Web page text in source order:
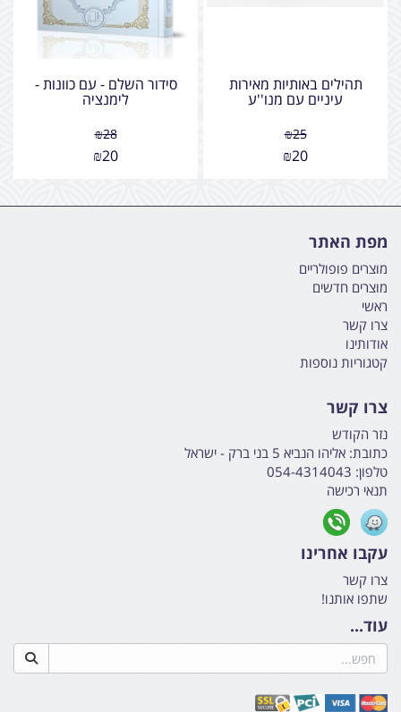
תהילים באותיות מאירות
עיניים עם מנו''ע
₪25
₪20
סידור השלם - עם כוונות -
לימנציה
₪28
₪20
מפת האתר
מוצרים פופולריים
מוצרים חדשים
ראשי
צרו קשר
אודותינו
קטגוריות נוספות
צרו קשר
נזר הקודש
כתובת: אליהו הנביא 5 בני ברק - ישראל
טלפון: 054-4314043
תנאי רכישה
עקבו אחרינו
צרו קשר
שתפו אותנו!
עוד...